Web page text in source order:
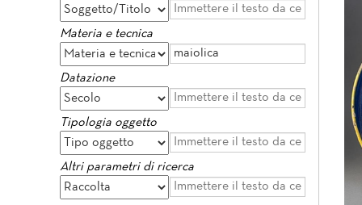
Materia e tecnica
Datazione
Tipologia oggetto
Altri parametri di ricerca